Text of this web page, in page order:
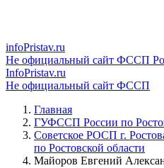
infoPristav.ru
Не официальный сайт ФССП
InfoPristav.ru
Не официальный сайт ФССП
Главная
ГУФССП России по
Советское РОСП г.
по Ростовской области
Майоров Евгений